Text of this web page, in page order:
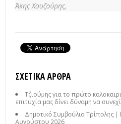
Άκης Χουζούρης,
ΣΧΕΤΙΚΆ ΆΡΘΡΑ
Τζιούμης για το πρώτο
επιτυχία μας δίνει δύναμη να
Δημοτικό Συμβούλιο Τρίπολης |
Αυγούστου 2026